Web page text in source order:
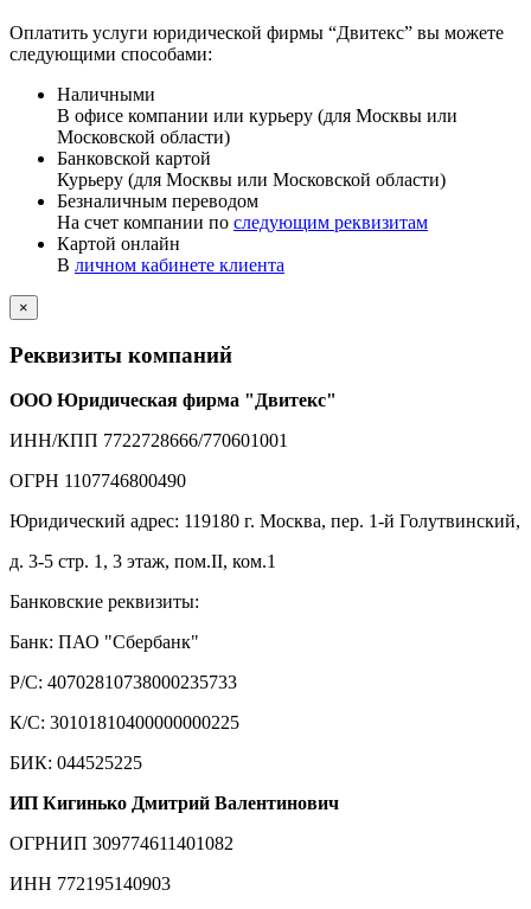
Оплатить услуги юридической фирмы “Двитекс” вы можете
следующими способами:
Наличными
В офисе компании или курьеру (для Москвы или
Московской области)
Банковской картой
Курьеру (для Москвы или Московской области)
Безналичным переводом
На счет компании по следующим реквизитам
Картой онлайн
В личном кабинете клиента
×
Реквизиты компаний
ООО Юридическая фирма "Двитекс"
ИНН/КПП 7722728666/770601001
ОГРН 1107746800490
Юридический адрес: 119180 г. Москва, пер. 1-й Голутвинский,
д. 3-5 стр. 1, 3 этаж, пом.II, ком.1
Банковские реквизиты:
Банк: ПАО "Сбербанк"
Р/С: 40702810738000235733
К/С: 30101810400000000225
БИК: 044525225
ИП Кигинько Дмитрий Валентинович
ОГРНИП 309774611401082
ИНН 772195140903